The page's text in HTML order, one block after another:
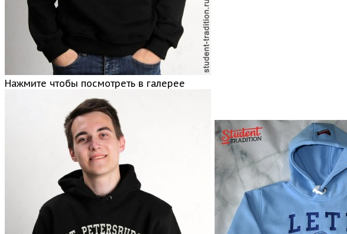
Нажмите чтобы посмотреть в галерее